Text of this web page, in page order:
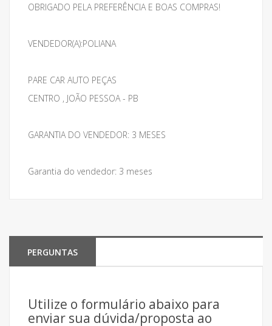
OBRIGADO PELA PREFERÊNCIA E BOAS COMPRAS!
VENDEDOR(A):POLIANA
PARE CAR AUTO PEÇAS
CENTRO , JOÃO PESSOA - PB
GARANTIA DO VENDEDOR: 3 MESES
Garantia do vendedor: 3 meses
PERGUNTAS
Utilize o formulário abaixo para
enviar sua dúvida/proposta ao